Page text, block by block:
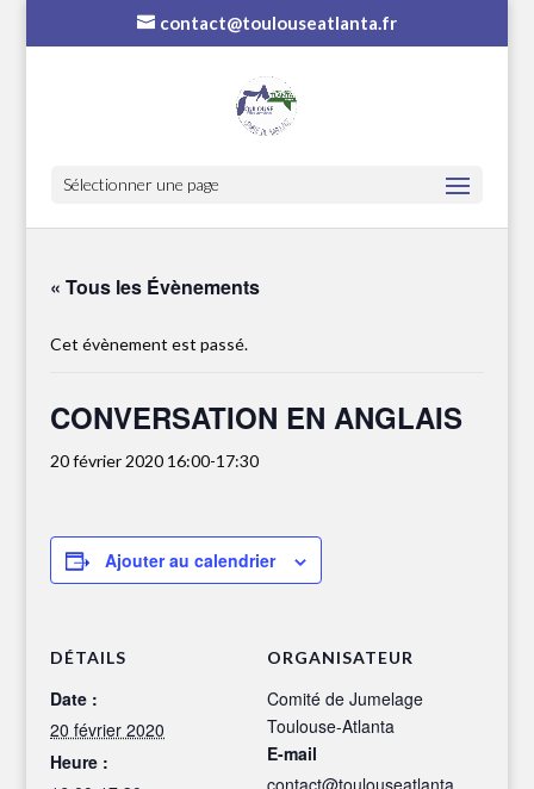
contact@toulouseatlanta.fr
Sélectionner une page
« Tous les Évènements
Cet évènement est passé.
CONVERSATION EN ANGLAIS
20 février 2020 16:00-17:30
Ajouter au calendrier
DÉTAILS
Date :
20 février 2020
Heure :
ORGANISATEUR
Comité de Jumelage
Toulouse-Atlanta
E-mail
contact@toulouseatlanta